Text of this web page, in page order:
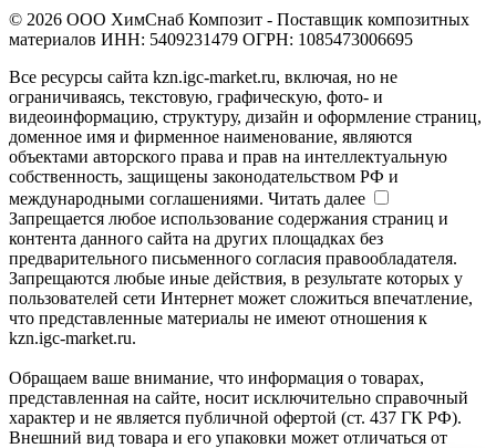
© 2026 ООО ХимСнаб Композит - Поставщик композитных
материалов ИНН: 5409231479 ОГРН: 1085473006695
Все ресурсы сайта kzn.igc-market.ru, включая, но не
ограничиваясь, текстовую, графическую, фото- и
видеоинформацию, структуру, дизайн и оформление страниц,
доменное имя и фирменное наименование, являются
объектами авторского права и прав на интеллектуальную
собственность, защищены законодательством РФ и
международными соглашениями. Читать далее
Запрещается любое использование содержания страниц и
контента данного сайта на других площадках без
предварительного письменного согласия правообладателя.
Запрещаются любые иные действия, в результате которых у
пользователей сети Интернет может сложиться впечатление,
что представленные материалы не имеют отношения к
kzn.igc-market.ru.
Обращаем ваше внимание, что информация о товарах,
представленная на сайте, носит исключительно справочный
характер и не является публичной офертой (ст. 437 ГК РФ).
Внешний вид товара и его упаковки может отличаться от